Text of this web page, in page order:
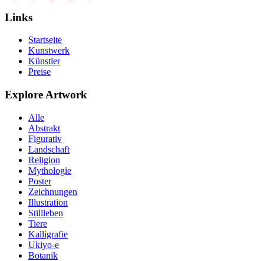
Links
Startseite
Kunstwerk
Künstler
Preise
Explore Artwork
Alle
Abstrakt
Figurativ
Landschaft
Religion
Mythologie
Poster
Zeichnungen
Illustration
Stillleben
Tiere
Kalligrafie
Ukiyo-e
Botanik